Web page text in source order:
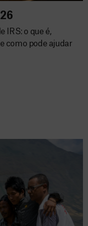
IRS: o que é,
como pode ajudar